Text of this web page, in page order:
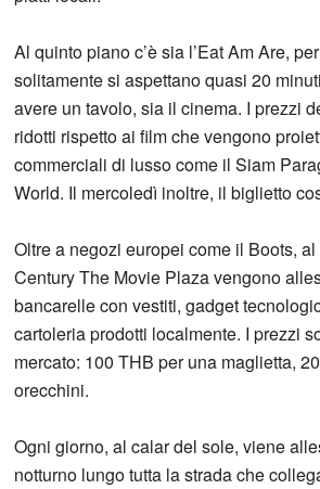
Al quinto piano c’è sia l’Eat Am Are,
solitamente si aspettano quasi 20
avere un tavolo, sia il cinema. I prezzi
ridotti rispetto ai film che vengono
commerciali di lusso come il Siam
World. Il mercoledì inoltre, il biglietto
Oltre a negozi europei come il Boots,
Century The Movie Plaza vengono
bancarelle con vestiti, gadget
cartoleria prodotti localmente. I prezzi
mercato: 100 THB per una maglietta,
orecchini.
Ogni giorno, al calar del sole, viene
notturno lungo tutta la strada che